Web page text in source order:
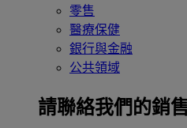
零售
醫療保健
銀行與金融
公共領域
請聯絡我們的銷